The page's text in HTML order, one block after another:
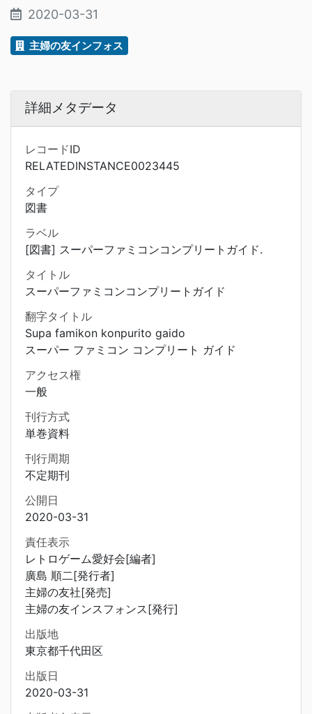
2020-03-31
主婦の友インフォス
詳細メタデータ
レコードID
RELATEDINSTANCE0023445
タイプ
図書
ラベル
[図書] スーパーファミコンコンプリートガイド.
タイトル
スーパーファミコンコンプリートガイド
翻字タイトル
Supa famikon konpurito gaido
スーパー ファミコン コンプリート ガイド
アクセス権
一般
刊行方式
単巻資料
刊行周期
不定期刊
公開日
2020-03-31
責任表示
レトロゲーム愛好会[編者]
廣島 順二[発行者]
主婦の友社[発売]
主婦の友インスフォンス[発行]
出版地
東京都千代田区
出版日
2020-03-31